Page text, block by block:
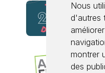
Nous
d'autres
montrer
des